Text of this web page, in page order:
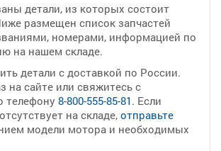
детали, из которых состоит
размещен список запчастей
номерами, информацией по
на нашем складе.
детали с доставкой по России.
на сайте или свяжитесь с
телефону 8-800-555-85-81 . Если
на складе, отправьте
модели мотора и необходимых